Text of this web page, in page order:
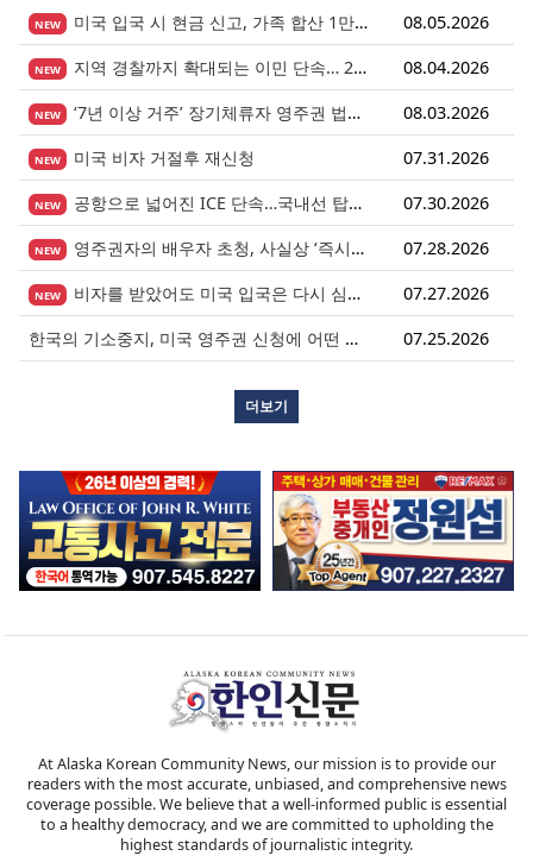
NEW 미국 입국 시 현금 신고, 가족 합산 1만 달러가 기준입니다. 08.05.2026
NEW 지역 경찰까지 확대되는 이민 단속… 287(g) 프로그램의 대대적 확장 08.04.2026
NEW ‘7년 이상 거주’ 장기체류자 영주권 법안 재추진… 현실화될 수 있을까? 08.03.2026
NEW 미국 비자 거절후 재신청 07.31.2026
NEW 공항으로 넓어진 ICE 단속…국내선 탑승도 더 이상 안전지대 아니다. 07.30.2026
NEW 영주권자의 배우자 초청, 사실상 ‘즉시 진행’ 시대 열렸다. 07.28.2026
NEW 비자를 받았어도 미국 입국은 다시 심사받습니다.
07.27.2026
한국의 기소중지, 미국 영주권 신청에 어떤 영향을 미칠까?
07.25.2026
더보기
At Alaska Korean Community News, our mission is to provide our
readers with the most accurate, unbiased, and comprehensive news
coverage possible. We believe that a well-informed public is essential
to a healthy democracy, and we are committed to upholding the
highest standards of journalistic integrity.